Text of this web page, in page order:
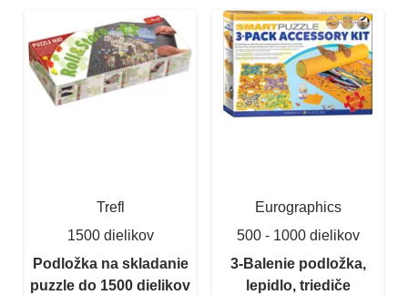
Trefl
1500 dielikov
Podložka na skladanie
puzzle do 1500 dielikov
Eurographics
500 - 1000 dielikov
3-Balenie podložka,
lepidlo, triediče